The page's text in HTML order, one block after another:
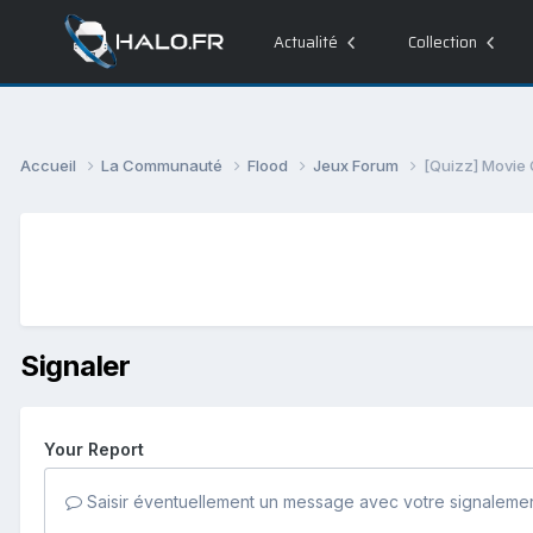
Actualité Collection
Accueil La Communauté Flood Jeux Forum [Quizz] Movie
Signaler
Your Report
Saisir éventuellement un message avec votre